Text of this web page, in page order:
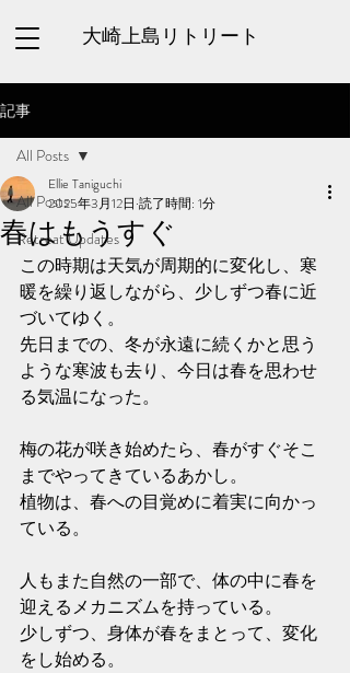
大崎上島リトリート
記事
All Posts
Retreat Updates
All Posts
春はもうすぐ
Ellie Taniguchi
2025年3月12日 読了時間: 1分
この時期は天気が周期的に変化し、寒
暖を繰り返しながら、少しずつ春に近
づいてゆく。
先日までの、 冬が永遠に続くかと思う
ような寒波も去り、今日は春を思わせ
る気温になった。
梅の花が咲き始めたら、春がすぐそこ
までやってきているあかし。
植物は、春への目覚めに着実に向かっ
ている。
人もまた自然の一部で、体の中に春を
迎えるメカニズムを持っている。
少しずつ、身体が春をまとって、変化
をし始める。